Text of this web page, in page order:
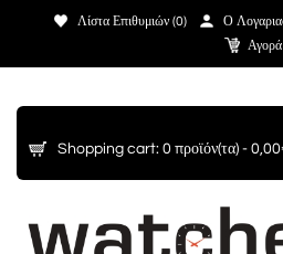
Λίστα Επιθυμιών (0) Ο
Αγορά
Shopping cart: 0 προϊόν(τα) -